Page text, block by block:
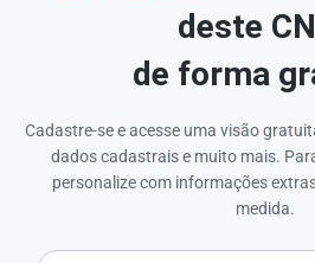
deste
de forma
Cadastre-se e acesse uma visão
dados cadastrais e muito mais.
personalize com informações
medida.